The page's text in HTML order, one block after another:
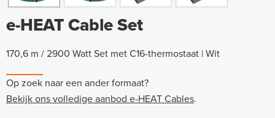
e-HEAT Cable Set
170,6 m / 2900 Watt Set met C16-thermostaat | Wit
Op zoek naar een ander formaat?
Bekijk ons volledige aanbod e-HEAT Cables.